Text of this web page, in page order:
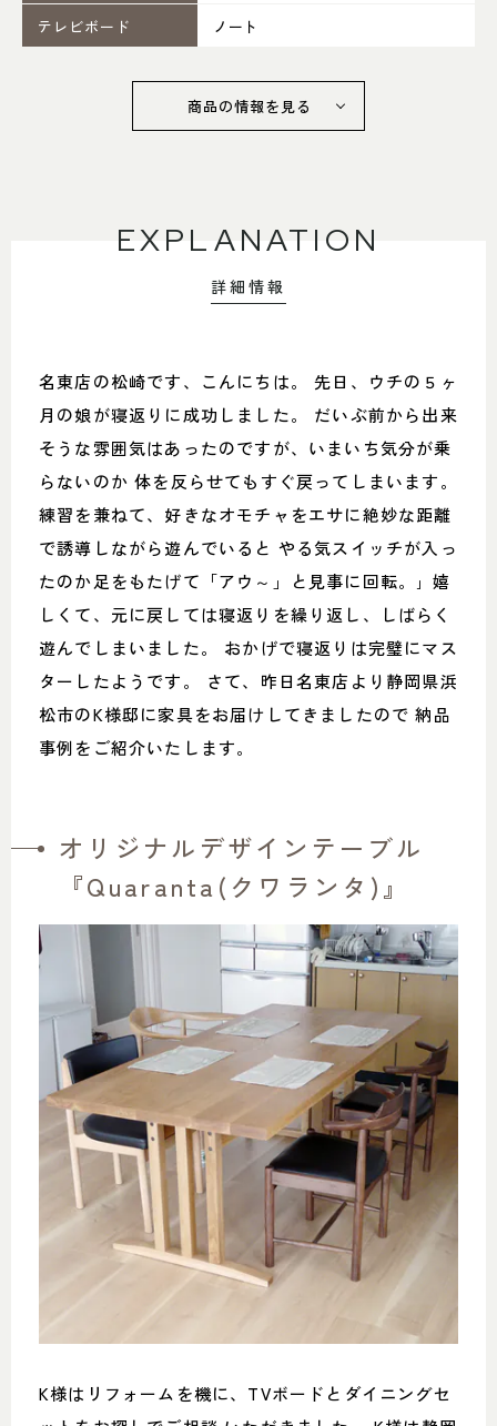
住所
営業時間
平日 11：00～18：00
土・日・祝 11：00～19：00
タップで電話をかける
テレビボード ノート
商品の情報を見る
EXPLANATION
詳細情報
名東店の松崎です、こんにちは。 先日、ウチの５ヶ
月の娘が寝返りに成功しました。 だいぶ前から出来
そうな雰囲気はあったのですが、いまいち気分が乗
らないのか 体を反らせてもすぐ戻ってしまいます。
練習を兼ねて、好きなオモチャをエサに絶妙な距離
で誘導しながら遊んでいると やる気スイッチが入っ
たのか足をもたげて「アウ～」と見事に回転。｣ 嬉
しくて、元に戻しては寝返りを繰り返し、しばらく
遊んでしまいました。 おかげで寝返りは完璧にマス
ターしたようです。 さて、昨日名東店より静岡県浜
松市のK様邸に家具をお届けしてきましたので 納品
事例をご紹介いたします。
オリジナルデザインテーブル
『Quaranta(クワランタ)』
K様はリフォームを機に、TVボードとダイニングセ